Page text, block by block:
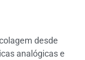
desde
analógicas e